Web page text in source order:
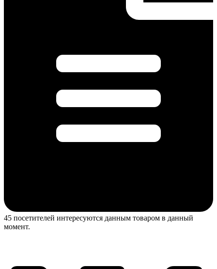
45 посетителей интересуются данным товаром в данный
момент.